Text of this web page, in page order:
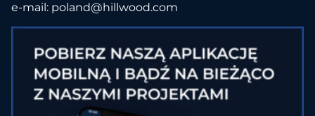
e-mail: poland@hillwood.com